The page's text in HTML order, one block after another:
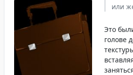
или
Это
голове